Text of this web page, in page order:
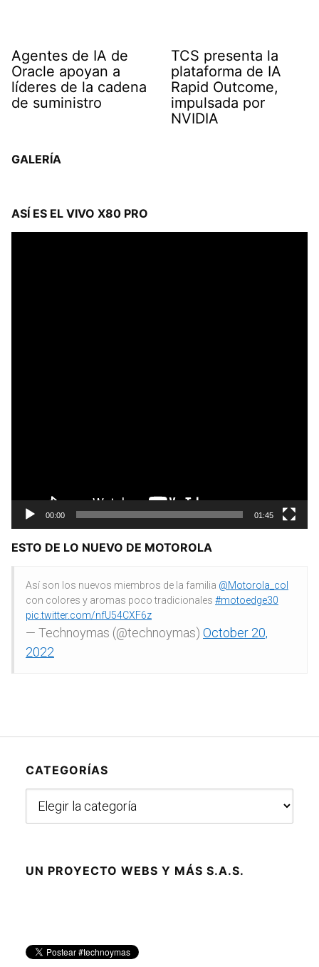
Agentes de IA de
Oracle apoyan a
líderes de la cadena
de suministro
TCS presenta la
plataforma de IA
Rapid Outcome,
impulsada por
NVIDIA
GALERÍA
ASÍ ES EL VIVO X80 PRO
00:00 01:45
ESTO DE LO NUEVO DE MOTOROLA
Así son los nuevos miembros de la familia @Motorola_col
con colores y aromas poco tradicionales #motoedge30
pic.twitter.com/nfU54CXF6z
— Technoymas (@technoymas) October 20,
2022
CATEGORÍAS
UN PROYECTO WEBS Y MÁS S.A.S.